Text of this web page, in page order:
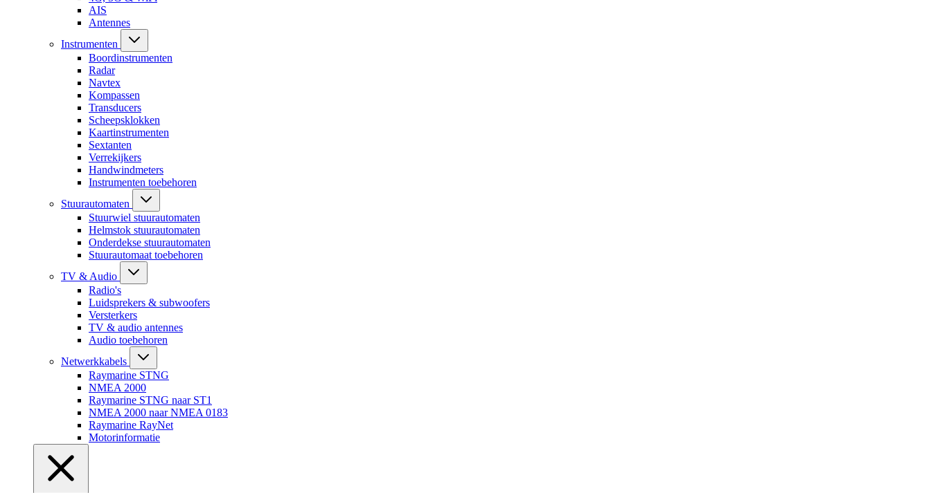
AIS
Antennes
Instrumenten
Boordinstrumenten
Radar
Navtex
Kompassen
Transducers
Scheepsklokken
Kaartinstrumenten
Sextanten
Verrekijkers
Handwindmeters
Instrumenten toebehoren
Stuurautomaten
Stuurwiel stuurautomaten
Helmstok stuurautomaten
Onderdekse stuurautomaten
Stuurautomaat toebehoren
TV & Audio
Radio's
Luidsprekers & subwoofers
Versterkers
TV & audio antennes
Audio toebehoren
Netwerkkabels
Raymarine STNG
NMEA 2000
Raymarine STNG naar ST1
NMEA 2000 naar NMEA 0183
Raymarine RayNet
Motorinformatie